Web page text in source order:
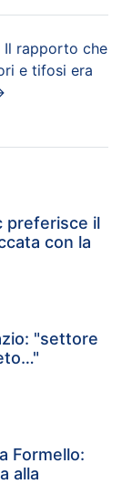
Il rapporto che
e tifosi era
preferisce il
con la
"settore
Formello:
alla